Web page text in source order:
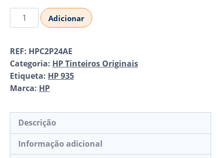
Quantidade
de
935XL
Cyan
(C2P24AE)
Adicionar
REF: HPC2P24AE
Categoria: HP Tinteiros Originais
Etiqueta: HP 935
Marca: HP
Descrição
Informação adicional